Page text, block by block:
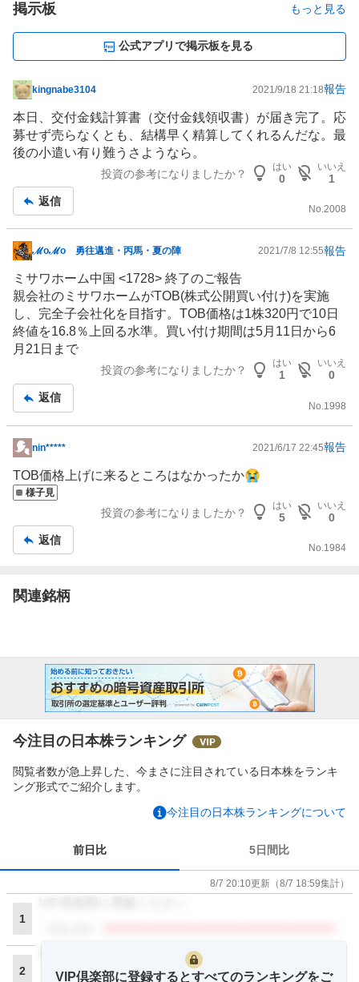
掲示板 もっと見る
公式アプリで掲示板を見る
掲
示
板
記
kingnabe3104 2021/9/18 21:18報告
本日、交付金銭計算書（交付金銭領収書）が届き完了。応
募せず売らなくとも、結構早く精算してくれるんだな。最
後の小遣い有り難うさようなら。
投資の参考になりましたか？
はい
0
いいえ
1
返信
No.2008
掲
示
板
記
事
ℳoℳo 勇往邁進・丙馬・夏の陣 2021/7/8 12:55報告
ミサワホーム中国 <1728> 終了のご報告
親会社のミサワホームがTOB(株式公開買い付け)を実施
し、完全子会社化を目指す。TOB価格は1株320円で10日
終値を16.8％上回る水準。買い付け期間は5月11日から6
月21日まで
投資の参考になりましたか？
はい
1
いいえ
0
返信
No. 1998
掲
示
板
事
nin***** 2021/6/17 22:45報告
TOB価格上げに来るところはなかったか😭
様子見
投資の参考になりましたか？
はい
5
いいえ
0
返信
No.1984
関連銘柄
今注目の日本株ランキング
閲覧者数が急上昇した、今まさに注目されている日本株をランキ
ング形式でご紹介します。
今注目の日本株ランキングについて
前日比 5日間比
8/7 20:10更新 （8/7 18:59集計）
1
2
VIP倶楽部に登録ください
VIP倶楽部に登録するとすべてのランキングをご